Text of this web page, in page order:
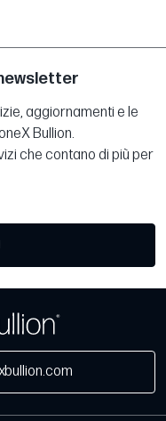
aggiornamenti e le
Bullion.
che contano di più per